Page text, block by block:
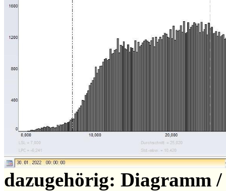
dazugehörig: Diagramm